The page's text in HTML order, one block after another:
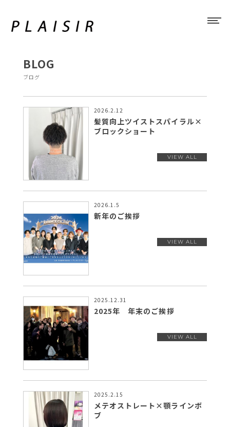
BLOG
ブログ
2026.2.12
髪質向上ツイストスパイラル×
ブロックショート
2026.1.5
新年のご挨拶
2025.12.31
2025年 年末のご挨拶
2025.2.15
メテオストレート×顎ラインボ
ブ